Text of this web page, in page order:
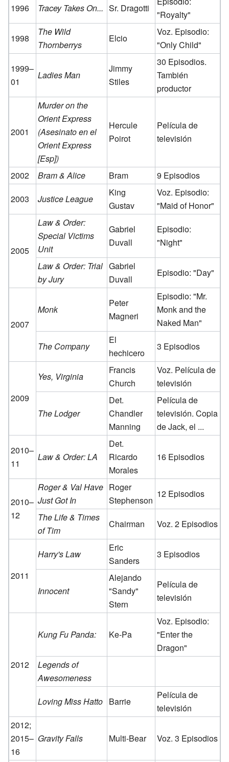
1996 Tracey Takes On... Sr. Dragotti
"Royalty"
1998
The Wild
Thornberrys
Elcio
Voz. Episodio:
"Only Child"
1999–
01
Ladies Man
Jimmy
Stiles
30 Episodios.
También
productor
2001
Murder on the
Orient Express
(Asesinato en el
Orient Express
[Esp])
Hercule
Poirot
Película de
televisión
2002 Bram & Alice Bram
9 Episodios
2003
Justice League
King
Gustav
Voz. Episodio:
"Maid of Honor"
2005
Law & Order:
Special Victims
Unit
Gabriel
Duvall
Episodio:
"Night"
Law & Order: Trial
by Jury
Gabriel
Duvall
Episodio: "Day"
2007
Monk
Peter
Magneri
Episodio: "Mr.
Monk and the
Naked Man"
The Company
El
hechicero
3 Episodios
2009
Yes, Virginia
Francis
Church
Voz. Película de
televisión
The Lodger
Det.
Chandler
Manning
Película de
televisión. Copia
de Jack, el ...
2010–
11
Law & Order: LA
Det.
Ricardo
Morales
16 Episodios
2010–
12
Roger & Val Have
Just Got In
Roger
Stephenson
12 Episodios
The Life & Times
of Tim
Chairman Voz. 2 Episodios
2011
Harry's Law
Eric
Sanders
3 Episodios
Innocent
Alejando
"Sandy"
Stern
Película de
televisión
2012
Kung Fu Panda: Ke-Pa
Voz. Episodio:
"Enter the
Dragon"
Legends of
Awesomeness
Loving Miss Hatto Barrie
Película de
televisión
2012;
2015–
16
Gravity Falls Multi-Bear Voz. 3 Episodios